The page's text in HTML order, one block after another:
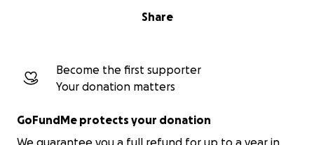
Share
Become the first supporter
Your donation matters
GoFundMe protects your donation
We guarantee you a full refund for up to a year in